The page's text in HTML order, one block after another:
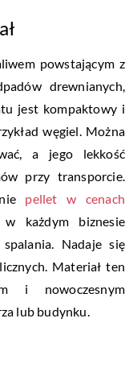
powstającym z
drewnianych,
jest kompaktowy i
węgiel. Można
a jego lekkość
przy transporcie.
pellet w cenach
każdym biznesie
Nadaje się
Materiał ten
i nowoczesnym
lub budynku.